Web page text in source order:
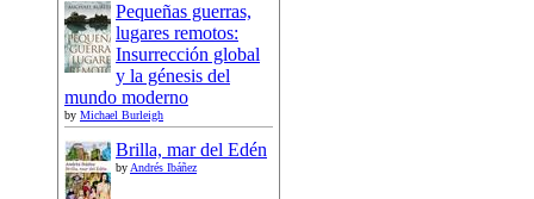
Pequeñas guerras,
lugares remotos:
Insurrección global
y la génesis del
mundo moderno
by Michael Burleigh
Brilla, mar del Edén
by Andrés Ibáñez